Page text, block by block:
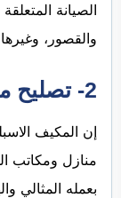
الصيانة
والقصور،
2- تصليح مكيفات السبليت بجدة
إن المكيف
منازل ومكاتب
بعمله المثالي